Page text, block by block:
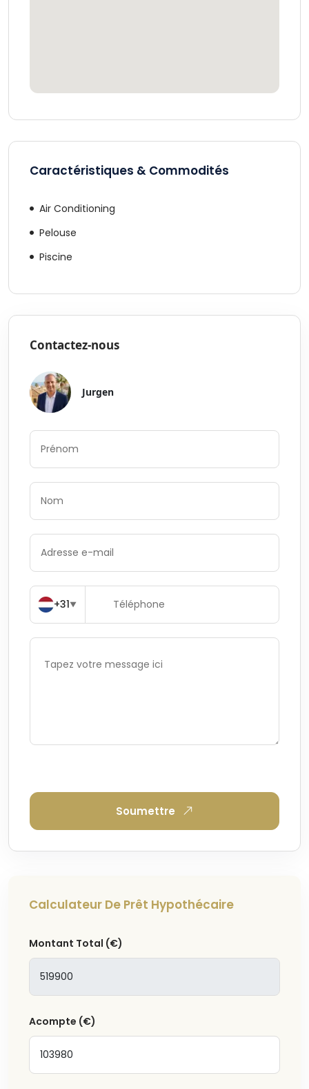
Caractéristiques & Commodités
Air Conditioning
Pelouse
Piscine
Contactez-nous
Jurgen
+31▼
Soumettre
Calculateur De Prêt Hypothécaire
Montant Total (€)
Acompte (€)